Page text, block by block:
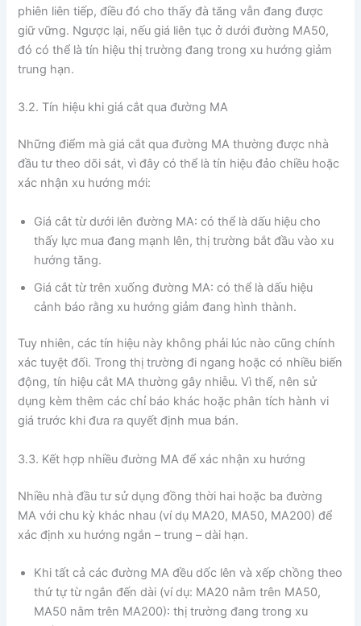
phiên liên tiếp, điều đó cho thấy đà tăng vẫn đang được
giữ vững. Ngược lại, nếu giá liên tục ở dưới đường MA50,
đó có thể là tín hiệu thị trường đang trong xu hướng giảm
trung hạn.
3.2. Tín hiệu khi giá cắt qua đường MA
Những điểm mà giá cắt qua đường MA thường được nhà
đầu tư theo dõi sát, vì đây có thể là tín hiệu đảo chiều hoặc
xác nhận xu hướng mới:
Giá cắt từ dưới lên đường MA: có thể là dấu hiệu cho
thấy lực mua đang mạnh lên, thị trường bắt đầu vào xu
hướng tăng.
Giá cắt từ trên xuống đường MA: có thể là dấu hiệu
cảnh báo rằng xu hướng giảm đang hình thành.
Tuy nhiên, các tín hiệu này không phải lúc nào cũng chính
xác tuyệt đối. Trong thị trường đi ngang hoặc có nhiều biến
động, tín hiệu cắt MA thường gây nhiễu. Vì thế, nên sử
dụng kèm thêm các chỉ báo khác hoặc phân tích hành vi
giá trước khi đưa ra quyết định mua bán.
3.3. Kết hợp nhiều đường MA để xác nhận xu hướng
Nhiều nhà đầu tư sử dụng đồng thời hai hoặc ba đường
MA với chu kỳ khác nhau (ví dụ MA20, MA50, MA200) để
xác định xu hướng ngắn – trung – dài hạn.
Khi tất cả các đường MA đều dốc lên và xếp chồng theo
thứ tự từ ngắn đến dài (ví dụ: MA20 nằm trên MA50,
MA50 nằm trên MA200): thị trường đang trong xu